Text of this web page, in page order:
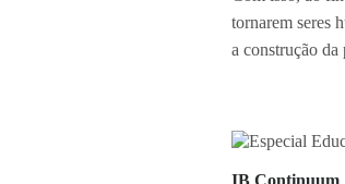
tornarem seres
a construção da
IB Continuum